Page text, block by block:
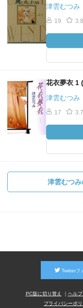
津雲むつみ
19
花衣夢衣 1
津雲むつみ
17
津雲むつ
Twitterフ
PC版に切り替え ヘル
プライバシーポ